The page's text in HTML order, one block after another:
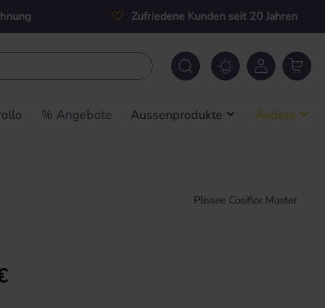
Zufriedene Kunden seit 20 Jahren
% Angebote Aussenprodukte Andere
Plissee Cosiflor Muster